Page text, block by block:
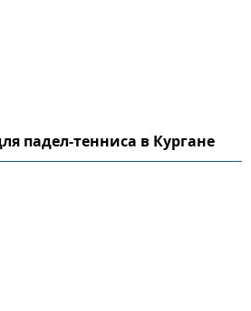
падел-тенниса в Кургане